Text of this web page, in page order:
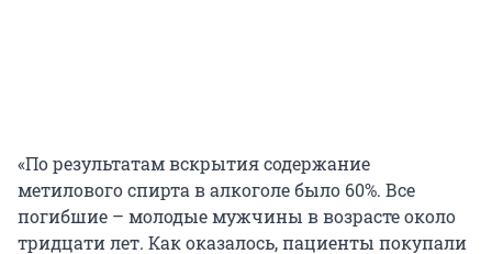
«По результатам вскрытия содержание
метилового спирта в алкоголе было 60%. Все
погибшие – молодые мужчины в возрасте около
тридцати лет. Как оказалось, пациенты покупали